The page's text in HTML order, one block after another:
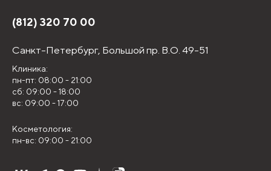
(812) 320 70 00
Санкт-Петербург, Большой пр. В.О. 49-51
Клиника:
пн-пт: 08:00 - 21:00
сб: 09:00 - 18:00
вс: 09:00 - 17:00
Косметология:
пн-вс: 09:00 - 21:00